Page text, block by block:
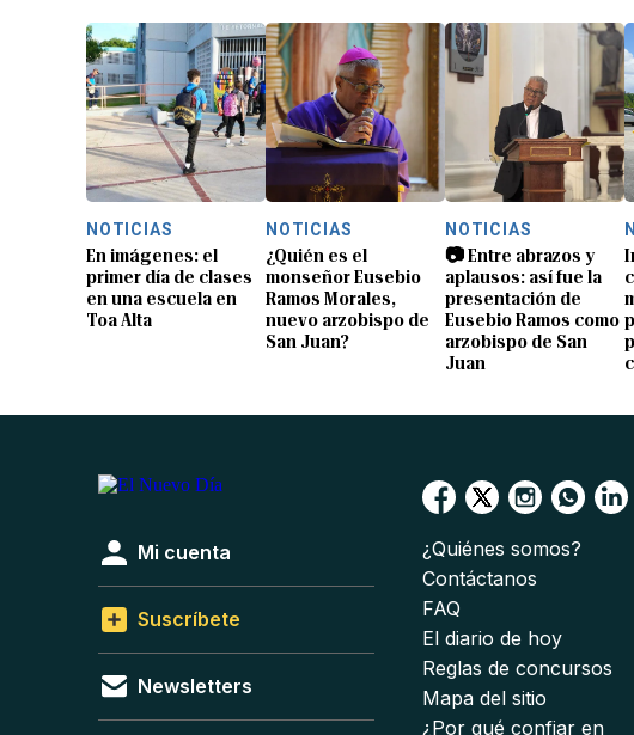
NOTICIAS
En imágenes: el
primer día de clases
en una escuela en
Toa Alta
NOTICIAS
¿Quién es el
monseñor Eusebio
Ramos Morales,
nuevo arzobispo de
San Juan?
NOTICIAS
📷 Entre abrazos y
aplausos: así fue la
presentación de
Eusebio Ramos como
arzobispo de San
Juan
Mi cuenta
Suscríbete
Newsletters
¿Quiénes somos?
Contáctanos
FAQ
El diario de hoy
Reglas de concursos
Mapa del sitio
¿Por qué confiar en